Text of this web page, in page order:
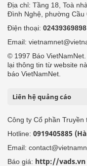
Địa chỉ: Tầng 18, Toà
Đình Nghệ, phường Cầu
Điện thoại: 02439369898
Email:
© 1997 Báo
lại thông tin từ website
báo VietNamNet.
Liên hệ quảng cáo
Công ty Cổ phần Truyền
Hotline: 0919405885
Email:
Báo giá: http://vads.vn